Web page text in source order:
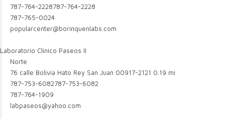
787-764-2228787-764-2228
787-765-0024
popularcenter@borinquenlabs.com
Laboratorio Clinico Paseos II
Norte
76 calle Bolivia Hato Rey San Juan 00917-2121 0.19 mi
787-753-6082787-753-6082
787-764-1909
labpaseos@yahoo.com